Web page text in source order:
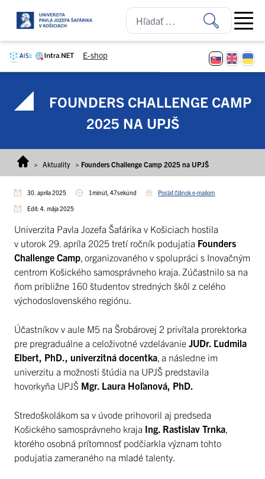
E-shop
Open
FOUNDERS CHALLENGE CAMP
2025 NA UPJŠ
> Aktuality > Founders Challenge Camp 2025 na UPJŠ
30. apríla 2025 1minút, 47sekúnd Poslať článok e-mailom
Edit: 4. mája 2025
Univerzita Pavla Jozefa Šafárika v Košiciach hostila
v utorok 29. apríla 2025 tretí ročník podujatia Founders
Challenge Camp , organizovaného v spolupráci s Inovačným
centrom Košického samosprávneho kraja. Zúčastnilo sa na
ňom približne 160 študentov stredných škôl z celého
východoslovenského regiónu.
Účastníkov v aule M5 na Šrobárovej 2 privítala prorektorka
pre pregraduálne a celoživotné vzdelávanie JUDr. Ľudmila
Elbert, PhD., univerzitná docentka , a následne im
univerzitu a možnosti štúdia na UPJŠ predstavila
hovorkyňa UPJŠ Mgr. Laura Hoľanová, PhD.
Stredoškolákom sa v úvode prihovoril aj predseda
Košického samosprávneho kraja Ing. Rastislav Trnka
ktorého osobná prítomnosť podčiarkla význam tohto
podujatia zameraného na mladé talenty.